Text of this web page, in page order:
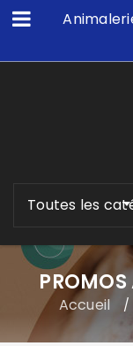
Toutes les
PROMOS
Accueil /